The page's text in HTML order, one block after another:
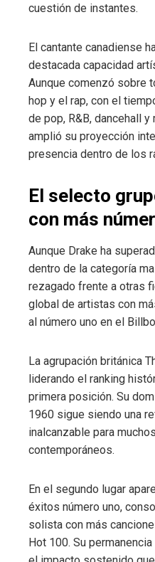
cuestión de instantes.
El cantante canadiense
destacada capacidad
Aunque comenzó sobre
hop y el rap, con el
de pop, R&B, dancehall
amplió su proyección
presencia dentro de los
El selecto
con más
Aunque Drake ha
dentro de la categoría
rezagado frente a otras
global de artistas con
al número uno en el
La agrupación británica
liderando el ranking
primera posición. Su
1960 sigue siendo una
inalcanzable para
contemporáneos.
En el segundo lugar
éxitos número uno,
solista con más
Hot 100. Su